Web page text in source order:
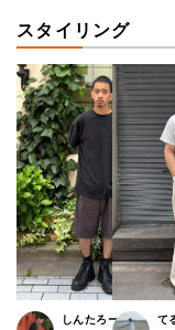
スタイリング
しんたろー
て